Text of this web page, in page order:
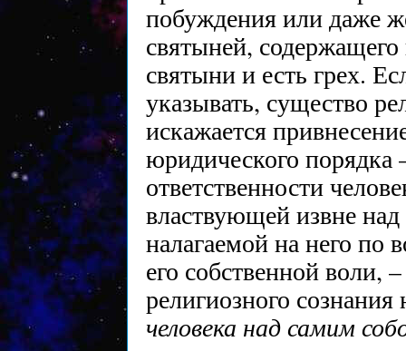
побуждения или даже
святыней,
святыни и есть грех.
указывать, существо
искажается
юридического порядка
ответственности
властвующей извне
налагаемой на него по
его собственной воли,
религиозного
человека над самим